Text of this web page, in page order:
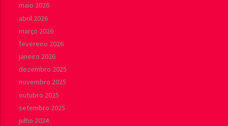
maio 2026
abril 2026
março 2026
fevereiro 2026
janeiro 2026
dezembro 2025
novembro 2025
outubro 2025
setembro 2025
julho 2024